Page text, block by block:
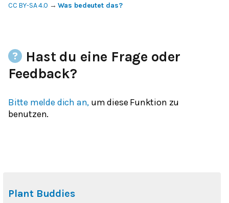
CC BY-SA 4.0 →Was bedeutet das?
Hast du eine Frage oder
Feedback?
Bitte melde dich an, um diese Funktion zu
benutzen.
Plant Buddies